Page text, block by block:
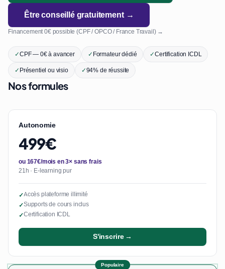
Être conseillé gratuitement →
Financement 0€ possible (CPF / OPCO / France Travail) →
✓CPF — 0€ à avancer ✓Formateur dédié ✓Certification ICDL
✓Présentiel ou visio ✓94% de réussite
Nos formules
Autonomie
499€
ou 167€/mois en 3× sans frais
21h · E-learning pur
✓Accès plateforme illimité
✓Supports de cours inclus
✓Certification ICDL
S'inscrire →
Populaire